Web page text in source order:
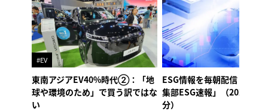
#EV
東南アジアEV40%時代②：「地
球や環境のため」で買う訳ではな
い
ESG情報を毎朝配信「オル
集部ESG速報」（2026年8
分）